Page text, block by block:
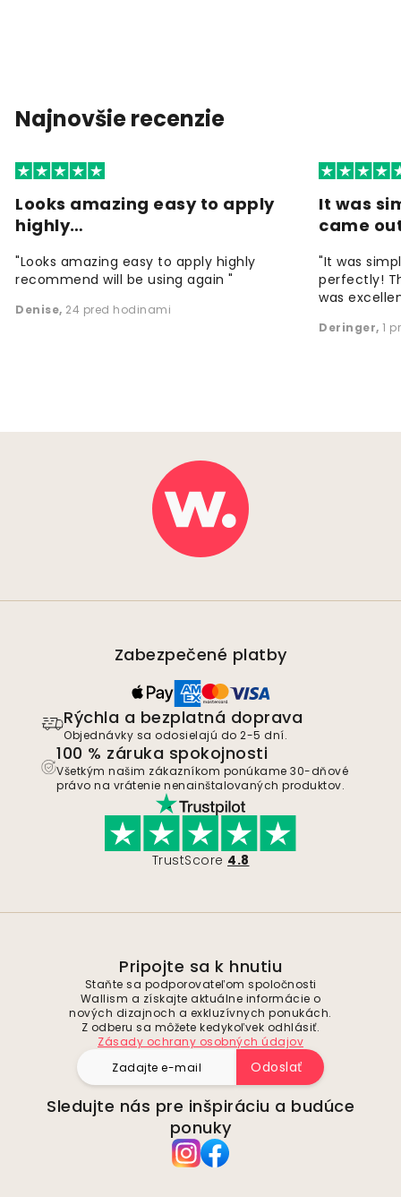
Najnovšie recenzie
Looks amazing easy to apply
highly…
"Looks amazing easy to apply highly
recommend will be using again "
Denise, 24 pred hodinami
It was
came
"It was
perfectly!
was
Deringer, 1
Zabezpečené platby
Rýchla a bezplatná doprava
Objednávky sa odosielajú do 2-5 dní.
100 % záruka spokojnosti
Všetkým našim zákazníkom ponúkame 30-dňové
právo na vrátenie nenainštalovaných produktov.
TrustScore 4.8
Pripojte sa k hnutiu
Staňte sa podporovateľom spoločnosti
Wallism a získajte aktuálne informácie o
nových dizajnoch a exkluzívnych ponukách.
Z odberu sa môžete kedykoľvek odhlásiť.
Zásady ochrany osobných údajov
Odoslať
Sledujte nás pre inšpiráciu a budúce
ponuky